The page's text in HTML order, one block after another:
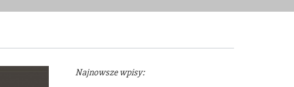
Najnowsze wpisy: